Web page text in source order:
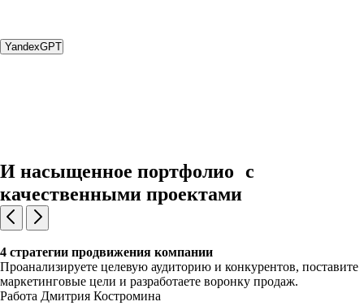
YandexGPT
И насыщенное портфолио с
качественными проектами
4 стратегии продвижения компании
Проанализируете целевую аудиторию и конкурентов, поставите
маркетинговые цели и разработаете воронку продаж.
Работа Дмитрия Костромина